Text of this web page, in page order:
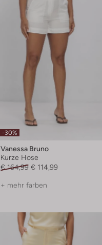
-30%
Vanessa Bruno
Kurze Hose
€ 164,99 € 114,99
+ mehr farben